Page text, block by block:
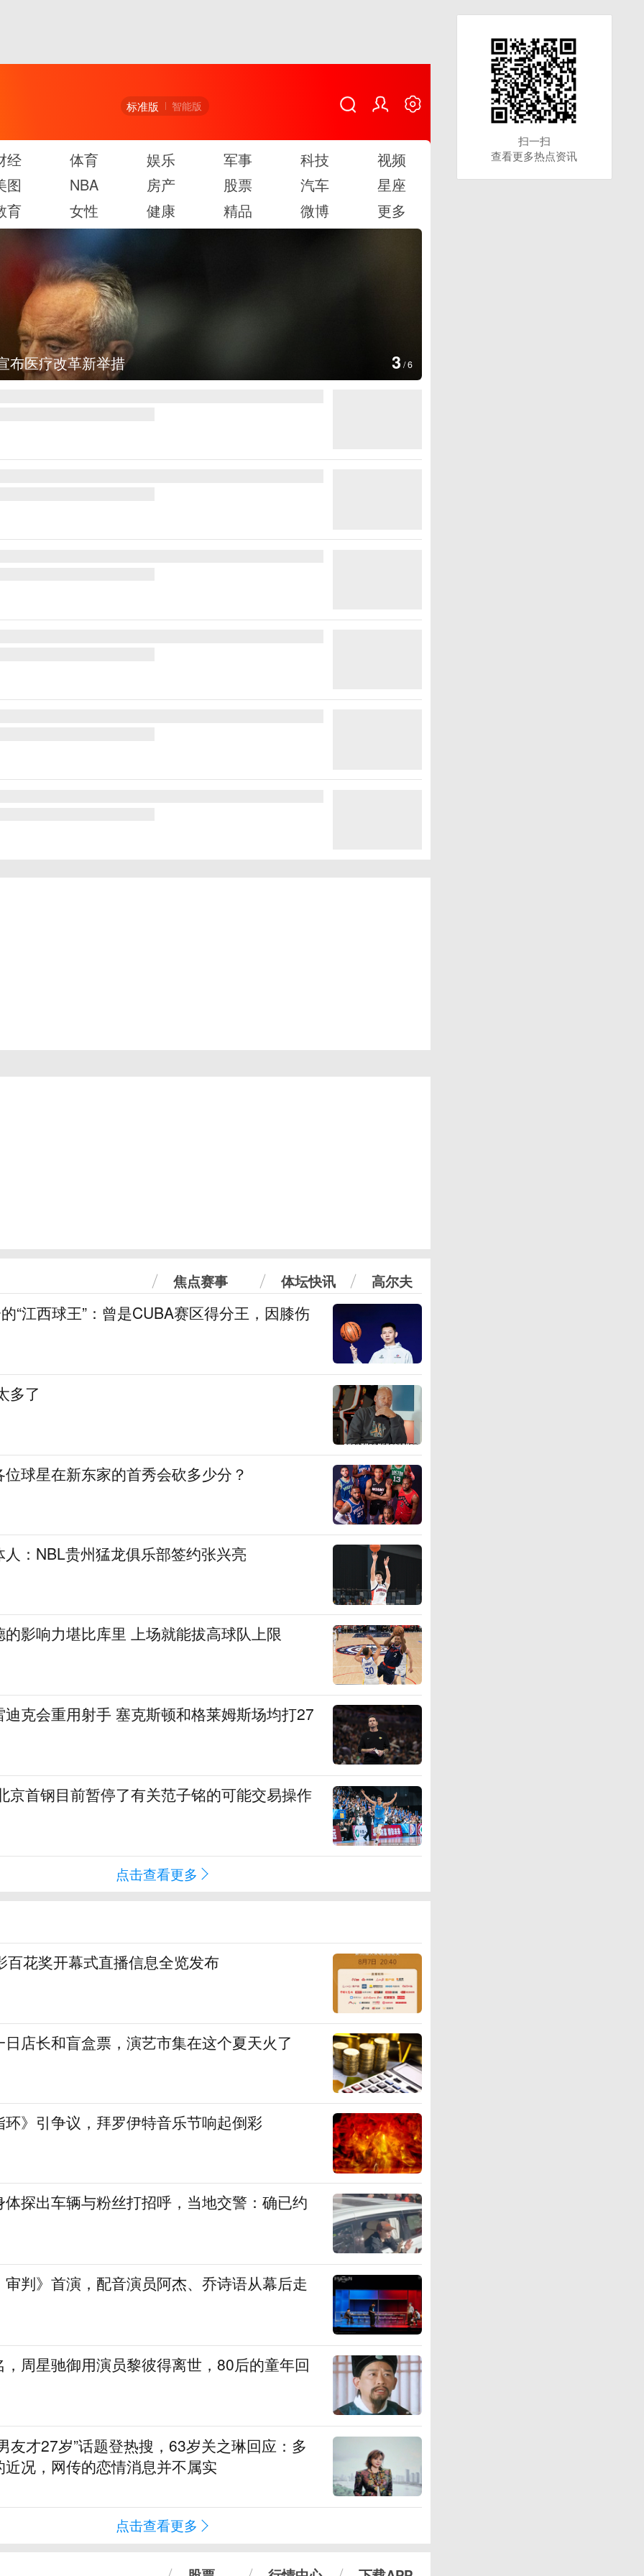
标准版 智能版
经 体育 娱乐 军事 科技
视频
图
NBA 房产 股票 汽车
星座
育
女性 健康 精品 微博 更多
布医疗改革新举措 3 /6
焦点赛事 体坛快讯 高尔夫
“江西球王”：曾是CUBA赛区得分王，因膝伤
多了
球星在新东家的首秀会砍多少分？
：NBL贵州猛龙俱乐部签约张兴亮
影响力堪比库里 上场就能拔高球队上限
克会重用射手 塞克斯顿和格莱姆斯场均打27
京首钢目前暂停了有关范子铭的可能交易操作
点击查看更多
百花奖开幕式直播信息全览发布
店长和盲盒票，演艺市集在这个夏天火了
》引争议，拜罗伊特音乐节响起倒彩
探出车辆与粉丝打招呼，当地交警：确已约
判》首演，配音演员阿杰、乔诗语从幕后走
周星驰御用演员黎彼得离世，80后的童年回
友才27岁”话题登热搜，63岁关之琳回应：多
况，网传的恋情消息并不属实
点击查看更多
扫一扫
查看更多热点资讯
扫一扫
查看更多热点资讯